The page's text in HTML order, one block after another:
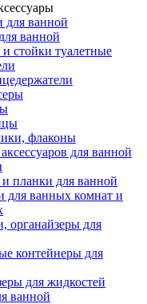
для ванной
ванной
стойки туалетные
флаконы
для ванной
планки для ванной
для ванных комнат и
органайзеры для
контейнеры для
для жидкостей
ванной